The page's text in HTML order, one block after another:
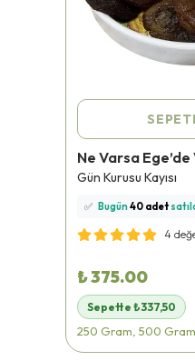
Ne Varsa Ege’de
Gün Kurusu Kayısı
⭐️ Bu ürünü226 kişi
🛒
118 kişisepetine
✅ Bugün40 adet
🚚 Hızlı teslimat 4
₺ 375.00
Sepette ₺337,50
250 Gram, 500